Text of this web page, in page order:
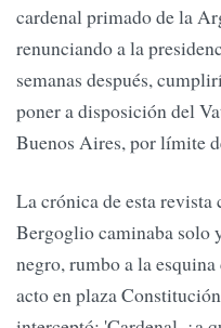
cardenal primado de la
renunciando a la
semanas después,
poner a disposición del
Buenos Aires, por límite
La crónica de esta revista
Bergoglio caminaba solo
negro, rumbo a la
acto en plaza